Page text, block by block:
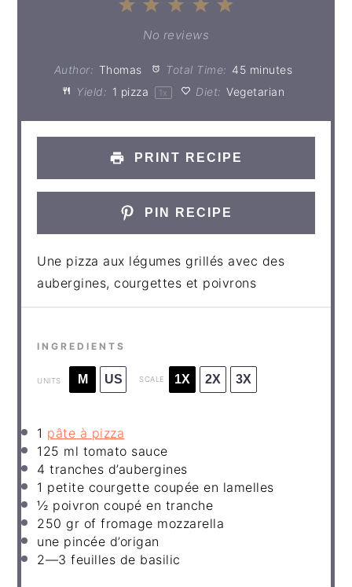
5
4
Stars
3
Stars
2
Stars
1
Star
No reviews
Author: Thomas Total Time: 45 minutes
Yield: 1 pizza 1 x Diet: Vegetarian
PRINT RECIPE
PIN RECIPE
Une pizza aux légumes grillés avec des
aubergines, courgettes et poivrons
INGREDIENTS
UNITS M US SCALE 1X 2X 3X
1 pâte à pizza
125 ml tomato sauce
4 tranches d’aubergines
1 petite courgette coupée en lamelles
½ poivron coupé en tranche
250 gr of fromage mozzarella
une pincée d’origan
2—3 feuilles de basilic